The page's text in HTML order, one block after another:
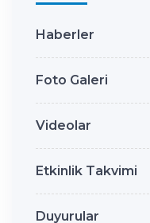
Haberler
Foto Galeri
Videolar
Etkinlik Takvimi
Duyurular